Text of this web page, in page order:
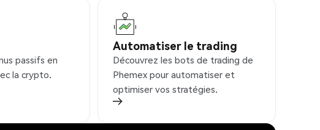
passifs en
la crypto.
Automatiser le trading
Découvrez les bots de trading de
Phemex pour automatiser et
optimiser vos stratégies.